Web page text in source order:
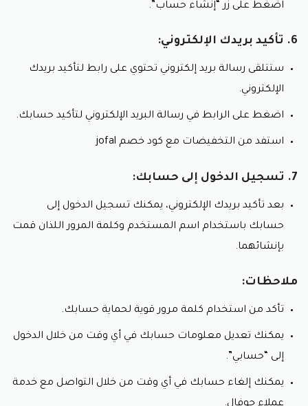
اضغط على زر “إنشاء حساب”.
6. تأكيد بريدك الإلكتروني:
ستتلقى رسالة بريد إلكتروني تحتوي على رابط لتأكيد بريدك
الإلكتروني.
اضغط على الرابط في رسالة البريد الإلكتروني لتأكيد حسابك.
استفد من التخفيضات مع كود خصم jofal
7. تسجيل الدخول إلى حسابك:
بعد تأكيد بريدك الإلكتروني، يمكنك تسجيل الدخول إلى
حسابك باستخدام اسم المستخدم وكلمة المرور اللذان قمت
بإنشائهما.
ملاحظات:
تأكد من استخدام كلمة مرور قوية لحماية حسابك.
يمكنك تعديل معلومات حسابك في أي وقت من خلال الدخول
إلى “حسابي”.
يمكنك إلغاء حسابك في أي وقت من خلال التواصل مع خدمة